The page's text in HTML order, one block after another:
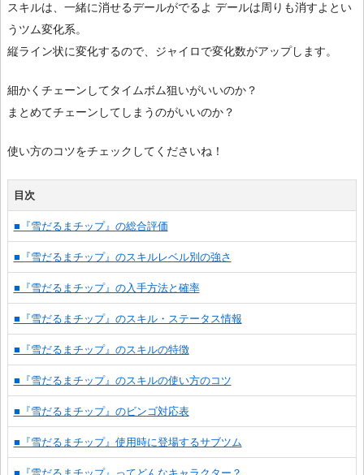
スキルは、一緒に消せるデールがでるよ デールは周りも消すよとい
うツム変化系。
縦ライン状に変化するので、ジャイロで変化数がアップします。
細かくチェーンしてタイムボム狙いがいいのか？
まとめてチェーンしてしまうのがいいのか？
使い方のコツをチェックしてくださいね！
目次
■『雪だるまチップ』の総合評価
■『雪だるまチップ』のスキルレベル別の強さ
■『雪だるまチップ』の入手方法と確率
■『雪だるまチップ』のスキル・ステータス情報
■『雪だるまチップ』のスキルの特徴
■『雪だるまチップ』のスキルの使い方のコツ
■『雪だるまチップ』のビンゴ対応表
■『雪だるまチップ』使用時に登場するサブツム